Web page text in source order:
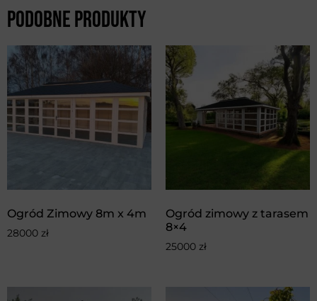
Podobne produkty
Ogród Zimowy 8m x 4m
28000 zł
Ogród zimowy z tarasem
8×4
25000 zł